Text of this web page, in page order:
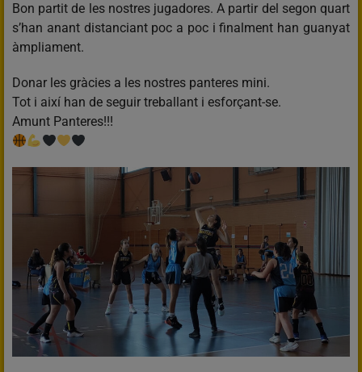
Bon partit de les nostres jugadores. A partir del segon quart
s’han anant distanciant poc a poc i finalment han guanyat
àmpliament.
Donar les gràcies a les nostres panteres mini.
Tot i així han de seguir treballant i esforçant-se.
Amunt Panteres!!!